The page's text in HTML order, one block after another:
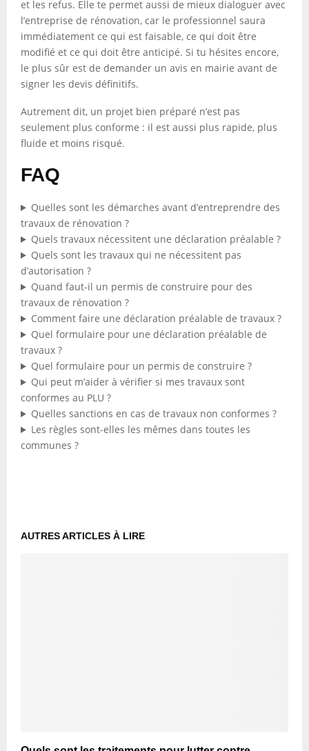
et les refus. Elle te permet aussi de mieux dialoguer avec
l’entreprise de rénovation, car le professionnel saura
immédiatement ce qui est faisable, ce qui doit être
modifié et ce qui doit être anticipé. Si tu hésites encore,
le plus sûr est de demander un avis en mairie avant de
signer les devis définitifs.
Autrement dit, un projet bien préparé n’est pas
seulement plus conforme : il est aussi plus rapide, plus
fluide et moins risqué.
FAQ
Quelles sont les démarches avant d’entreprendre des
travaux de rénovation ?
Quels travaux nécessitent une déclaration préalable ?
Quels sont les travaux qui ne nécessitent pas
d’autorisation ?
Quand faut-il un permis de construire pour des
travaux de rénovation ?
Comment faire une déclaration préalable de travaux ?
Quel formulaire pour une déclaration préalable de
travaux ?
Quel formulaire pour un permis de construire ?
Qui peut m’aider à vérifier si mes travaux sont
conformes au PLU ?
Quelles sanctions en cas de travaux non conformes ?
Les règles sont-elles les mêmes dans toutes les
communes ?
AUTRES ARTICLES À LIRE